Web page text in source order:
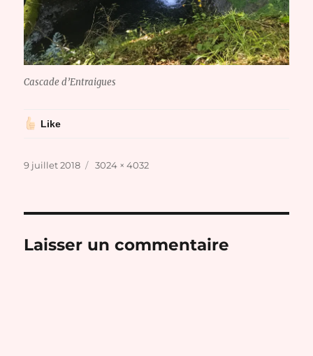
Cascade d’Entraigues
Like
Publié
9 juillet 2018
Taille
3024 × 4032
Laisser un commentaire